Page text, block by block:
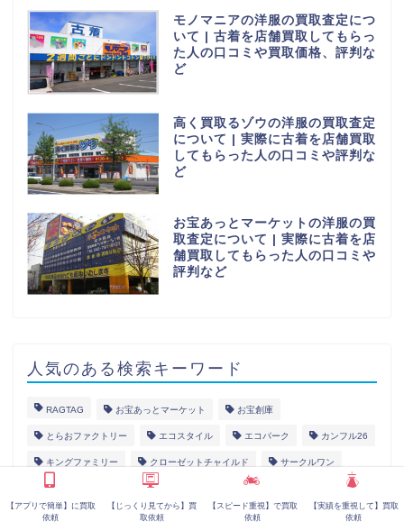
モノマニアの洋服の買取査定につ
いて | 古着を店舗買取してもらっ
た人の口コミや買取価格、評判な
ど
高く買取るゾウの洋服の買取査定
について | 実際に古着を店舗買取
してもらった人の口コミや評判な
ど
お宝あっとマーケットの洋服の買
取査定について | 実際に古着を店
舗買取してもらった人の口コミや
評判など
人気のある検索キーワード
RAGTAG お宝あっとマーケット お宝創庫
とらおファクトリー エコスタイル エコパーク カンフル26
キングファミリー クローゼットチャイルド サークルワン
ストックヤード スマイルサンタ セカンドストリート
ツーハンズ ティファナ ドンドンダウンオンウェンズデイ
【アプリで簡単】に買取
依頼
【じっくり見てから】買
取依頼
【スピード重視】で買取
依頼
【実績を重視して】買取
依頼